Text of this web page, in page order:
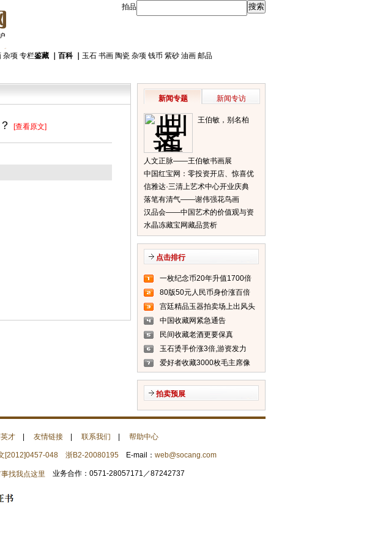
拍品
杂项 专栏鉴藏 玉石 书画 陶瓷 杂项
百科｜ 钱币 紫砂 油画 邮品
[查看原文]
新闻专题 新闻专访
王伯敏，别名柏
人文正脉——王伯敏书画展
中国红宝网：零投资开店、惊喜优
惠等你来
信雅达·三清上艺术中心开业庆典
落笔有清气——谢伟强花鸟画
汉品会——中国艺术的价值观与资
本推力
水晶冻藏宝网藏品赏析
点击排行
一枚纪念币20年升值1700倍
80版50元人民币身价涨百倍
(图)
宫廷精品玉器拍卖场上出风头
(图)
中国收藏网紧急通告
民间收藏老酒更要保真
玉石烫手价涨3倍,游资发力
爱好者收藏3000枚毛主席像
拍卖预展
才 友情链接 联系我们 帮助中心
[2012]0457-048 浙B2-20080195E-mail： web@socang.com
业务合作：0571-28057171／87242737